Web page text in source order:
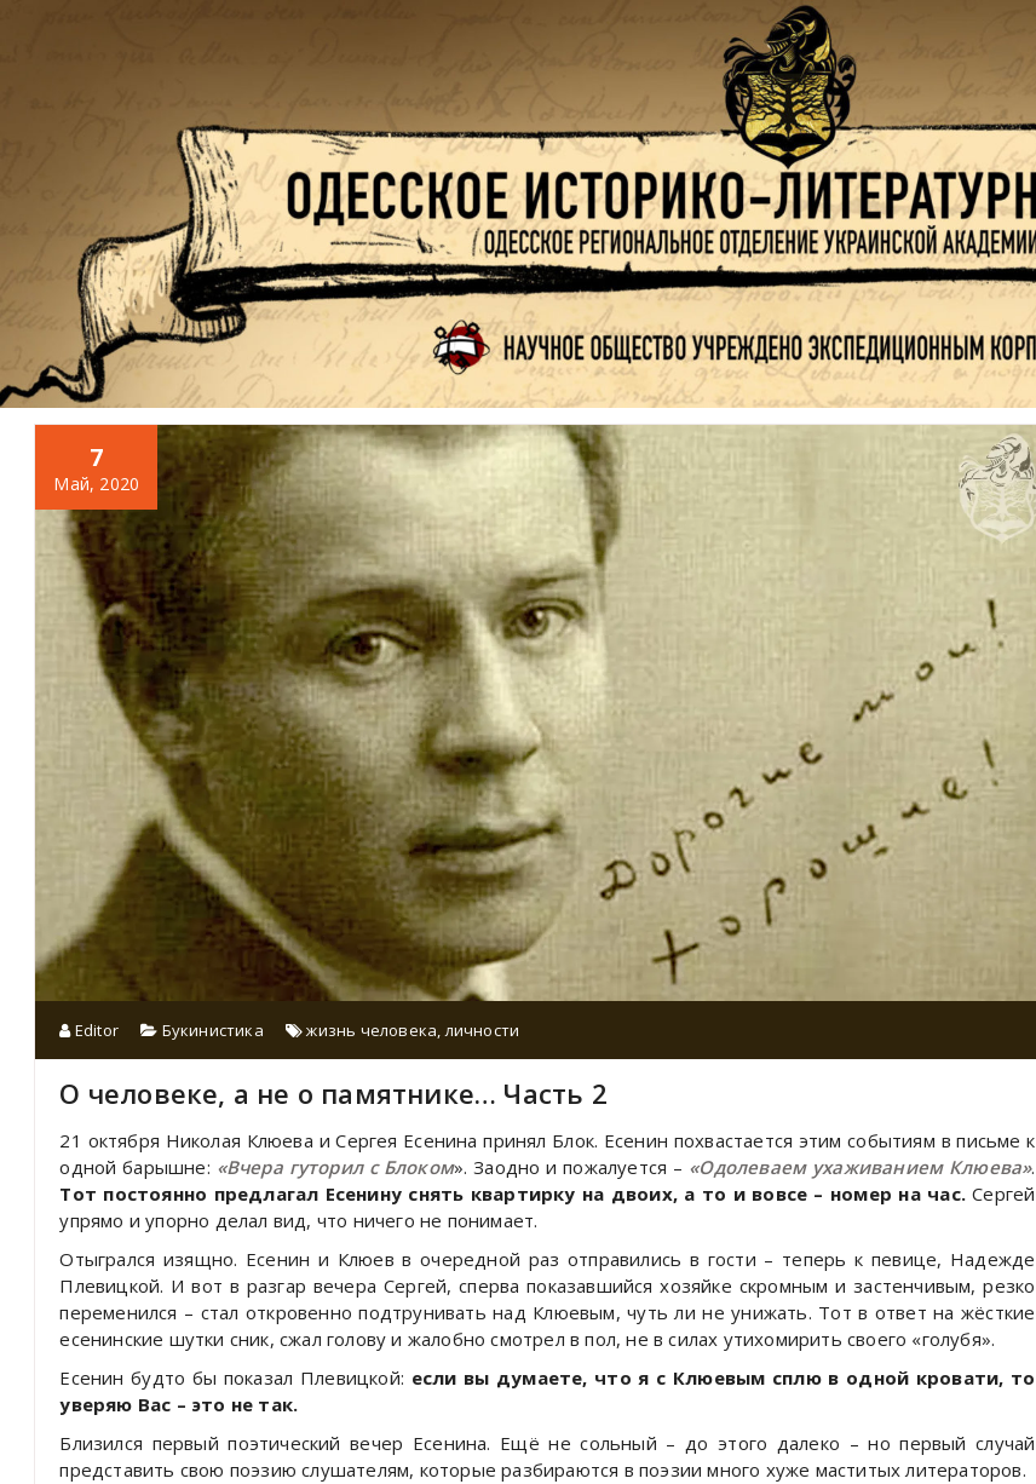
7
Май, 2020
Editor Букинистика жизнь человека,личности
О человеке, а не о памятнике… Часть 2
21 октября Николая Клюева и Сергея Есенина принял Блок. Есенин похвастается этим событиям в письме к
одной барышне: «Вчера гуторил с Блоком». Заодно и пожалуется – «Одолеваем ухаживанием Клюева».
Тот постоянно предлагал Есенину снять квартирку на двоих, а то и вовсе – номер на час.Сергей
упрямо и упорно делал вид, что ничего не понимает.
Отыгрался изящно. Есенин и Клюев в очередной раз отправились в гости – теперь к певице, Надежде
Плевицкой. И вот в разгар вечера Сергей, сперва показавшийся хозяйке скромным и застенчивым, резко
переменился – стал откровенно подтрунивать над Клюевым, чуть ли не унижать. Тот в ответ на жёсткие
есенинские шутки сник, сжал голову и жалобно смотрел в пол, не в силах утихомирить своего «голубя».
Есенин будто бы показал Плевицкой: если вы думаете, что я с Клюевым сплю в одной кровати, то
уверяю Вас – это не так.
Близился первый поэтический вечер Есенина. Ещё не сольный – до этого далеко – но первый случай
представить свою поэзию слушателям, которые разбираются в поэзии много хуже маститых литераторов.